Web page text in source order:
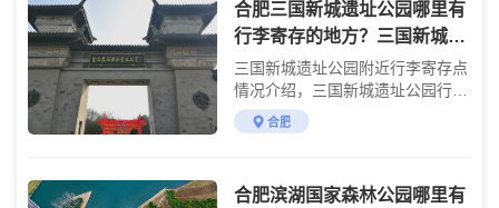
合肥三国新城遗址公园哪里有
行李寄存的地方？三国新城遗
址公园行李寄存怎么收费？
三国新城遗址公园附近行李寄存点
情况介绍，三国新城遗址公园行李
寄存点收费标准介绍
合肥
合肥滨湖国家森林公园哪里有